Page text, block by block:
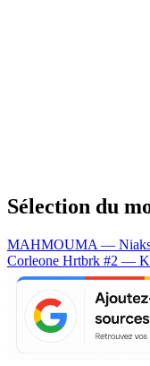
Sélection du
MAHMOUMA —
Corleone Hrtbrk #2 —